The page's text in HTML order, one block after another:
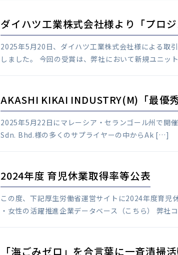
ダイハツ工業株式会社様より「プロ
2025年5月20日、ダイハツ工業株式会社様による取
しました。 今回の受賞は、弊社において新規ユニ
AKASHI KIKAI INDUSTRY(M)「最優
2025年5月22日にマレーシア・セランゴール州で開
Sdn. Bhd.様の多くのサプライヤーの中からAk […]
2024年度 育児休業取得率等公表
この度、下記厚生労働省運営サイトに2024年度育児
・女性の活躍推進企業データベース（こちら） 弊
「海ごみゼロ」を合言葉に一斉清掃